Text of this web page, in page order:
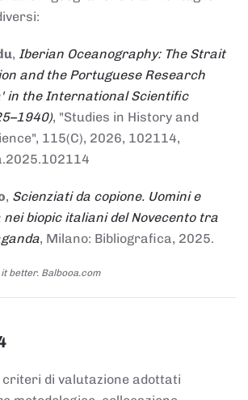
, Iberian Oceanography: The Strait
and the Portuguese Research
in the International Scientific
, "Studies in History and
115(C), 2026, 102114,
, Scienziati da copione. Uomini e
nei biopic italiani del Novecento tra
, Milano: Bibliografica, 2025.
better. Balbooa.com
criteri di valutazione adottati